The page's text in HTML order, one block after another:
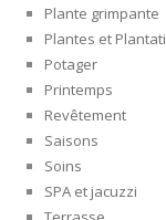
Plante grimpante
Plantes et
Potager
Printemps
Revêtement
Saisons
Soins
SPA et jacuzzi